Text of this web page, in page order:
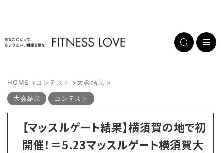
HOME > コンテスト >大会結果 >
大会結果 コンテスト
【マッスルゲート結果】横須賀の地で初
開催！＝5.23マッスルゲート横須賀大